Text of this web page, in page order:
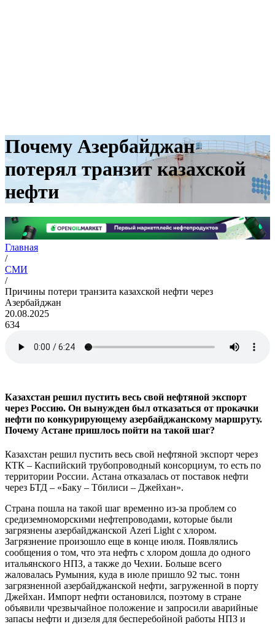
Почему Азербайджан
потерял транзит казахской
нефти
Главная
/
СМИ
/
Причины потери транзита казахской нефти через
Азербайджан
20.08.2025
634
Казахстан решил пустить весь свой нефтяной экспорт
через Россию. Он вынужден был отказаться от прокачки
нефти по конкурирующему азербайджанскому маршруту.
Почему Астане пришлось пойти на такой шаг?
Казахстан решил пустить весь свой нефтяной экспорт через
КТК – Каспийский трубопроводный консорциум, то есть по
территории России. Астана отказалась от поставок нефти
через БТД – «Баку – Тбилиси – Джейхан».
Страна пошла на такой шаг временно из-за проблем со
средиземноморскими нефтепроводами, которые были
загрязнены азербайджанской Azeri Light с хлором.
Загрязнение произошло еще в конце июля. Появлялись
сообщения о том, что эта нефть с хлором дошла до одного
итальянского НПЗ, а также до Чехии. Больше всего
жаловалась Румыния, куда в июле пришло 92 тыс. тонн
загрязненной азербайджанской нефти, загруженной в порту
Джейхан. Импорт нефти остановился, поэтому в стране
объявили чрезвычайное положение и запросили аварийные
запасы нефти и дизеля для бесперебойной работы НПЗ и